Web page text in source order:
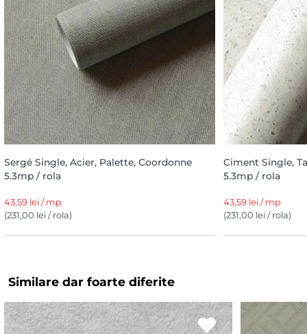
Sergé Single, Acier, Palette, Coordonne
5.3mp / rola
43,59 lei / mp
(231,00 lei / rola)
Ciment Single,
5.3mp / rola
43,59 lei / mp
(231,00 lei / rola)
Similare dar foarte diferite